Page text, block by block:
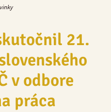
21.
v odbore
práca